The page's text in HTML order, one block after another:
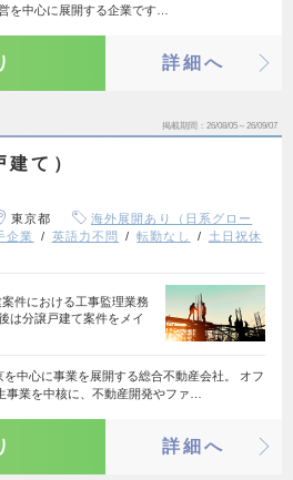
を中心に展開する企業です…
詳細へ
掲載期間 26/08/05～26/09/07
て）
東京都
海外展開あり（日系グロー
企業 英語力不問 転勤なし
土日祝休
件における工事監理業務
は分譲戸建て案件をメイ
を中心に事業を展開する総合不動産会社。 オフ
事業を中核に、不動産開発やファ…
詳細へ